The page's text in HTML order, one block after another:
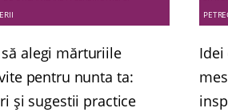
alegi mărturiile
pentru nunta ta:
și sugestii practice
Idei